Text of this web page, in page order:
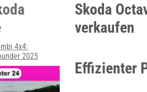
Skoda
verkaufen
Effizienter
4x4:
2025